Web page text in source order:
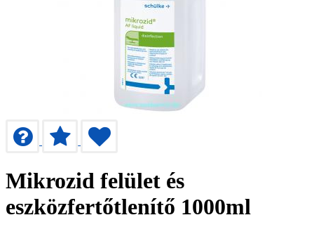
Mikrozid felület és
eszközfertőtlenítő 1000ml